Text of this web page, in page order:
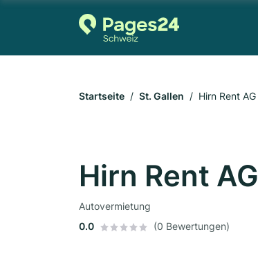
Startseite St. Gallen Hirn Rent AG
Hirn Rent AG
Autovermietung
0.0
(0 Bewertungen)